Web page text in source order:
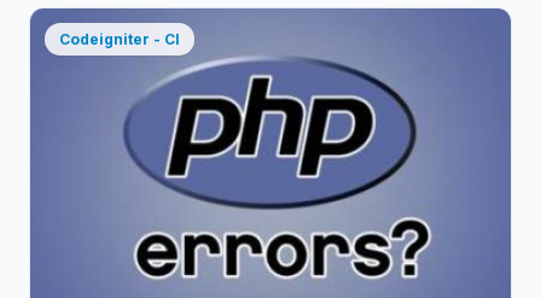
Codeigniter - CI